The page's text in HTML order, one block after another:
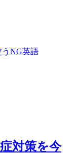
NG英語
対策を今